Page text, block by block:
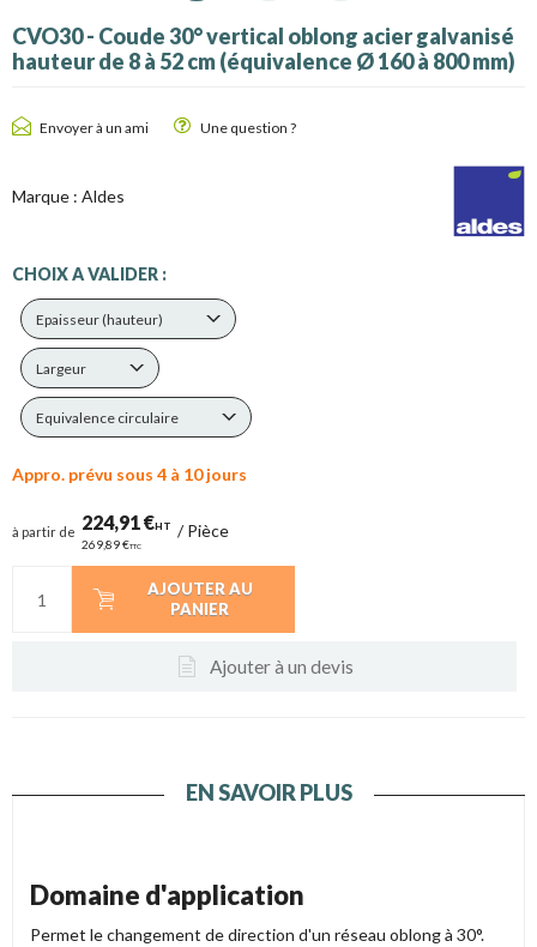
CVO30 - Coude 30° vertical oblong acier galvanisé
hauteur de 8 à 52 cm (équivalence Ø 160 à 800 mm)
Envoyer à un ami Une question ?
Marque : Aldes
CHOIX A VALIDER :
Epaisseur (hauteur)
Largeur
Equivalence circulaire
Appro. prévu sous 4 à 10 jours
à partir de 224,91 €HT
269,89 €TTC
/Pièce
AJOUTER AU
PANIER
Ajouter à un devis
EN SAVOIR PLUS
Domaine d'application
Permet le changement de direction d'un réseau oblong à 30°.